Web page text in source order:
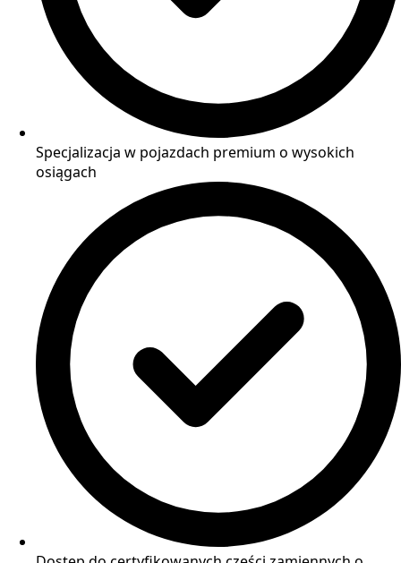
Specjalizacja w pojazdach premium o wysokich
osiągach